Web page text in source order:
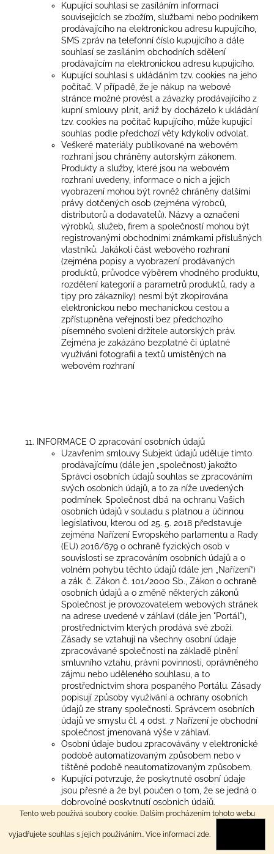
Tento web používá soubory cookie. Dalším procházením tohoto webu
vyjadřujete souhlas s jejich používáním.. Více informací zde.
Kupující souhlasí se zasíláním informací
souvisejících se zbožím, službami nebo podnikem
prodávajícího na elektronickou adresu kupujícího,
SMS zpráv na telefonní číslo kupujícího a dále
souhlasí se zasíláním obchodních sdělení
prodávajícím na elektronickou adresu kupujícího.
Kupující souhlasí s ukládáním tzv. cookies na jeho
počítač. V případě, že je nákup na webové
stránce možné provést a závazky prodávajícího z
kupní smlouvy plnit, aniž by docházelo k ukládání
tzv. cookies na počítač kupujícího, může kupující
souhlas podle předchozí věty kdykoliv odvolat.
Veškeré materiály publikované na webovém
rozhraní jsou chráněny autorským zákonem.
Produkty a služby, které jsou na webovém
rozhraní uvedeny, informace o nich a jejich
vyobrazení mohou být rovněž chráněny dalšími
právy dotčených osob (zejména výrobců,
distributorů a dodavatelů). Názvy a označení
výrobků, služeb, firem a společností mohou být
registrovanými obchodními známkami příslušných
vlastníků. Jakákoli část webového rozhraní
(zejména popisy a vyobrazení prodávaných
produktů, průvodce výběrem vhodného produktu,
rozdělení kategorií a parametrů produktů, rady a
tipy pro zákazníky) nesmí být zkopírována
elektronickou nebo mechanickou cestou a
zpřístupněna veřejnosti bez předchozího
písemného svolení držitele autorských práv.
Zejména je zakázáno bezplatné či úplatné
využívání fotografií a textů umístěných na
webovém rozhraní
INFORMACE O zpracování osobních údajů
Uzavřením smlouvy Subjekt údajů uděluje tímto
prodávajícímu (dále jen „společnost) jakožto
Správci osobních údajů souhlas se zpracováním
svých osobních údajů, a to za níže uvedených
podmínek. Společnost dbá na ochranu Vašich
osobních údajů v souladu s platnou a účinnou
legislativou, kterou od 25. 5. 2018 představuje
zejména Nařízení Evropského parlamentu a Rady
(EU) 2016/679 o ochraně fyzických osob v
souvislosti se zpracováním osobních údajů a o
volném pohybu těchto údajů (dále jen „Nařízení”)
a zák. č. Zákon č. 101/2000 Sb., Zákon o ochraně
osobních údajů a o změně některých zákonů
Společnost je provozovatelem webových stránek
na adrese uvedené v záhlaví (dále jen "Portál"),
prostřednictvím kterých prodává své zboží.
Zásady se vztahují na všechny osobní údaje
zpracovávané společností na základě plnění
smluvního vztahu, právní povinnosti, oprávněného
zájmu nebo uděleného souhlasu, a to
prostřednictvím shora pospaného Portálu. Zásady
popisují způsoby využívání a ochrany osobních
údajů ze strany společnosti. Správcem osobních
údajů ve smyslu čl. 4 odst. 7 Nařízení je obchodní
společnost jmenovaná výše v záhlaví.
Osobní údaje budou zpracovávány v elektronické
podobě automatizovaným způsobem nebo v
tištěné podobě neautomatizovaným způsobem.
Kupující potvrzuje, že poskytnuté osobní údaje
jsou přesné a že byl poučen o tom, že se jedná o
dobrovolné poskytnutí osobních údajů.
Osobní údaje, které budou zpracovány: jméno a
fakturační adresa, IČO, DIČ, emailová adresa a
telefonický kontakt. V rámci reklamačního řízení